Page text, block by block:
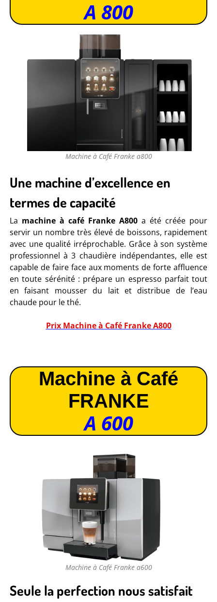
A 800
Machine à Café Franke a800
Une machine d’excellence en
termes de capacité
La machine à café Franke A800 a été créée pour
servir un nombre très élevé de boissons, rapidement
avec une qualité irréprochable. Grâce à son système
professionnel à 3 chaudière indépendantes, elle est
capable de faire face aux moments de forte affluence
en toute sérénité : prépare un espresso parfait tout
en faisant mousser du lait et distribue de l’eau
chaude pour le thé.
Prix Machine à Café Franke A800
Machine à Café
FRANKE
A 600
Machine à Café Franke a600
Seule la perfection nous satisfait